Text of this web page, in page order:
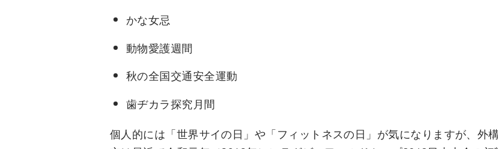
かな女忌
動物愛護週間
秋の全国交通安全運動
歯ヂカラ探究月間
個人的には「世界サイの日」や「フィットネスの日」が気になりますが、外